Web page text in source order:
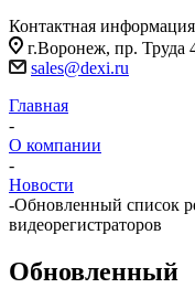
Контактная информация
г.Воронеж, пр. Труда
sales@dexi.ru
Главная
-
О компании
-
Новости
-Обновленный список
видеорегистраторов
Обновленный